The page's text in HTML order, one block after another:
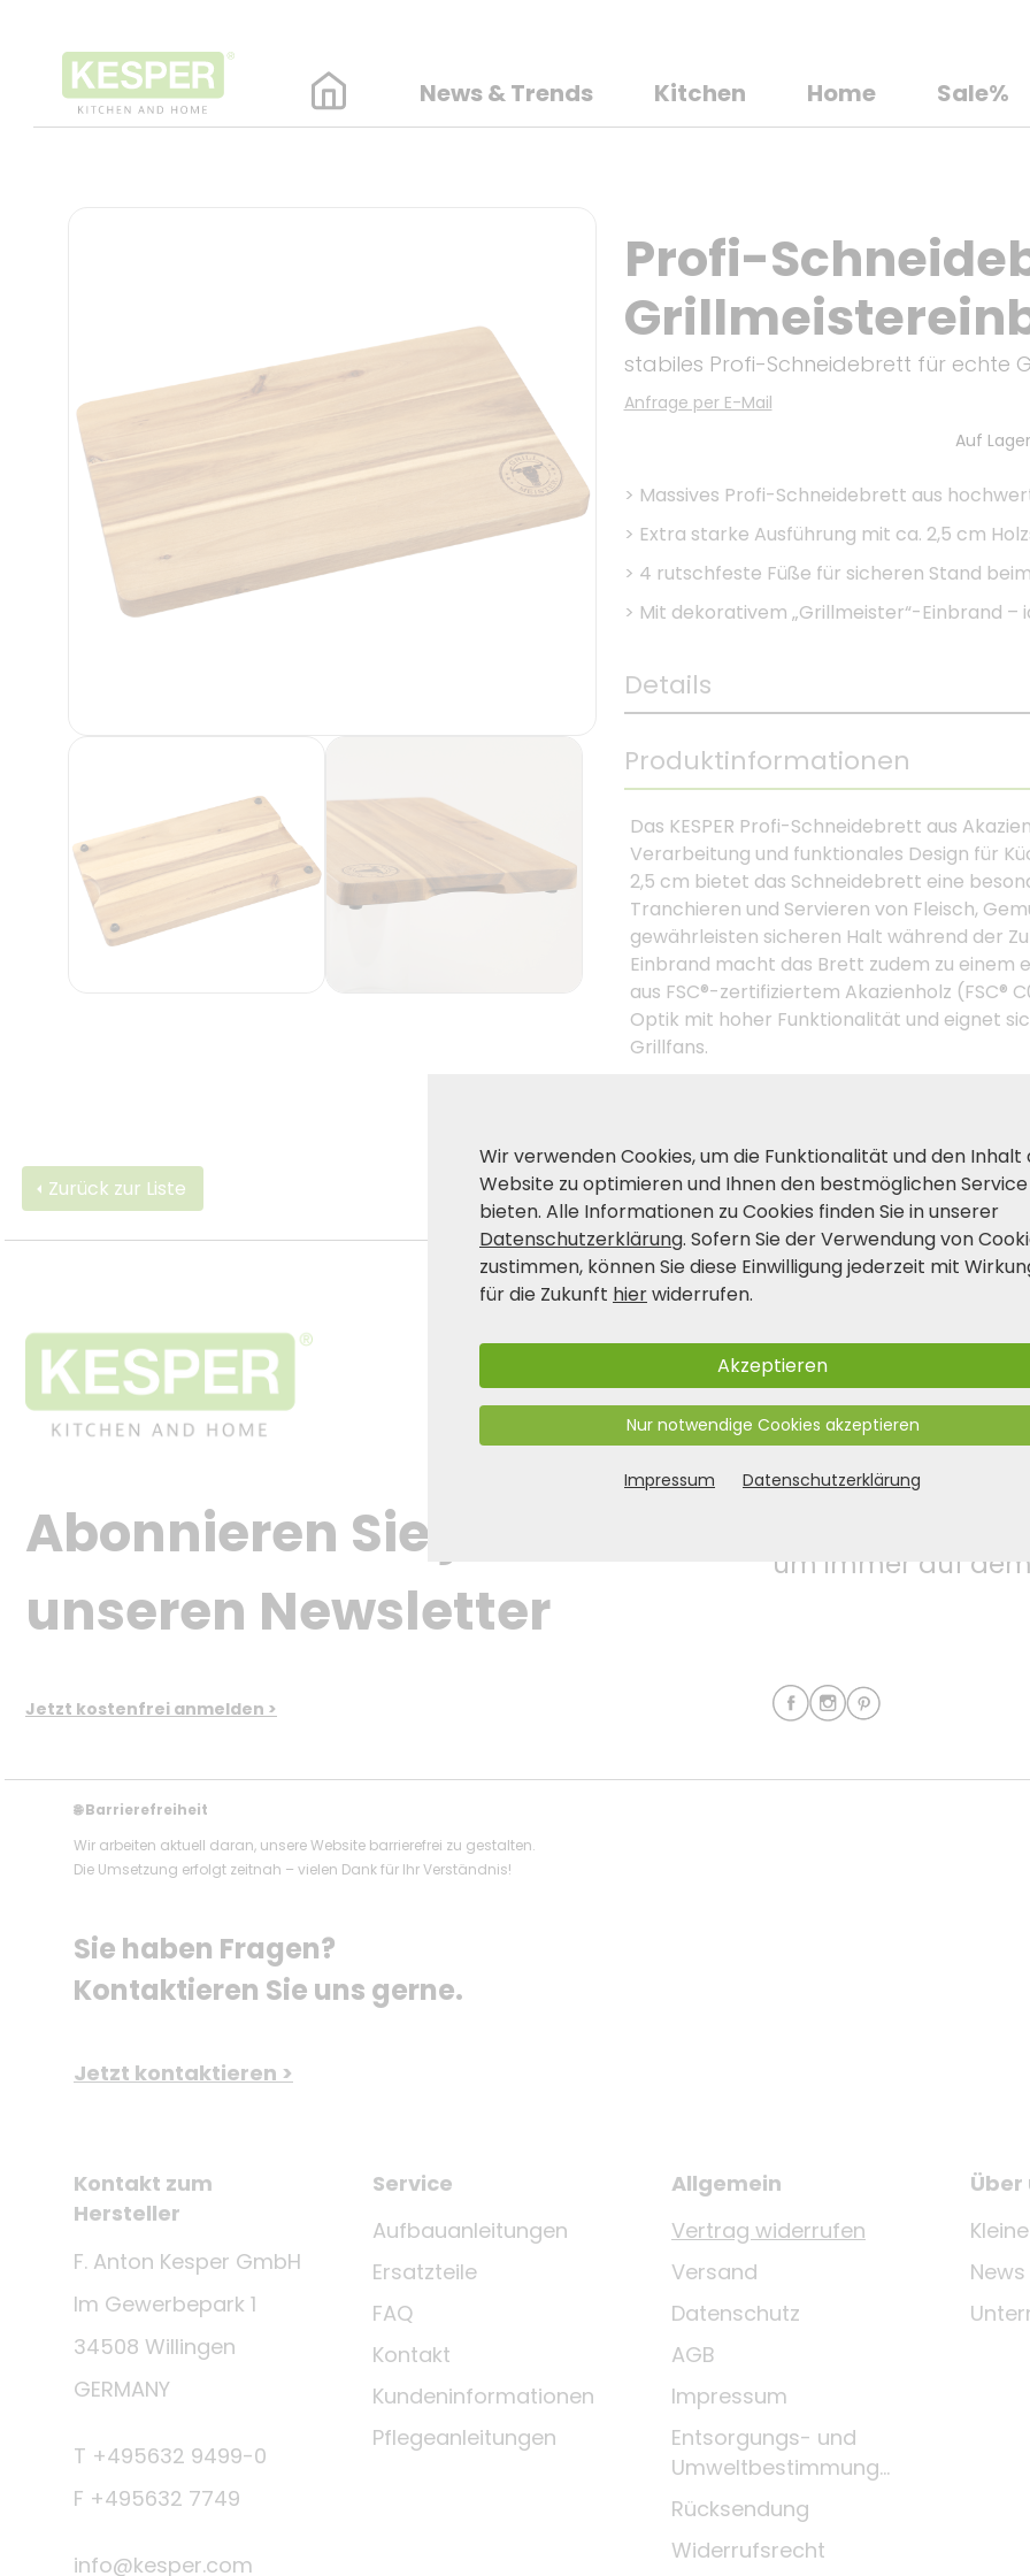
News & Trends Kitchen Home Sale%
Profi-
stabiles Profi-Schneidebrett für echte
Anfrage per E-Mail
Auf
> Massives Profi-Schneidebrett aus
> Extra starke Ausführung mit ca. 2,5 cm
> 4 rutschfeste Füße für sicheren Stand
> Mit dekorativem „Grillmeister“-Einbrand –
Details
Produktinformationen
Das KESPER Profi-Schneidebrett aus
Verarbeitung und funktionales Design für
2,5 cm bietet das Schneidebrett eine
Tranchieren und Servieren von Fleisch,
gewährleisten sicheren Halt während der
Einbrand macht das Brett zudem zu
aus FSC®-zertifiziertem Akazienholz (FSC®
Optik mit hoher Funktionalität und eignet
Grillfans.
Zurück zur Liste
Abonnieren Sie jetzt
unseren Newsletter
Jetzt kostenfrei anmelden >
Folgen Sie uns
um immer auf
🌐Barrierefreiheit
Wir arbeiten aktuell daran, unsere Website barrierefrei zu gestalten.
Die Umsetzung erfolgt zeitnah – vielen Dank für Ihr Verständnis!
Sie haben Fragen?
Kontaktieren Sie uns gerne.
Jetzt kontaktieren >
Kontakt zum
Hersteller
F. Anton Kesper GmbH
Im Gewerbepark 1
34508 Willingen
GERMANY
T +495632 9499-0
F +495632 7749
info@kesper.com
Service
Aufbauanleitungen
Ersatzteile
FAQ
Kontakt
Kundeninformationen
Pflegeanleitungen
Allgemein
Vertrag widerrufen
Versand
Datenschutz
AGB
Impressum
Entsorgungs- und
Umweltbestimmungen
Rücksendung
Widerrufsrecht
Über
News
Wir verwenden Cookies, um die Funktionalität und den Inhalt
Website zu optimieren und Ihnen den bestmöglichen Service
bieten. Alle Informationen zu Cookies finden Sie in unserer
Datenschutzerklärung. Sofern Sie der Verwendung von
zustimmen, können Sie diese Einwilligung jederzeit mit
für die Zukunft hierwiderrufen.
Akzeptieren
Nur notwendige Cookies akzeptieren
Impressum Datenschutzerklärung